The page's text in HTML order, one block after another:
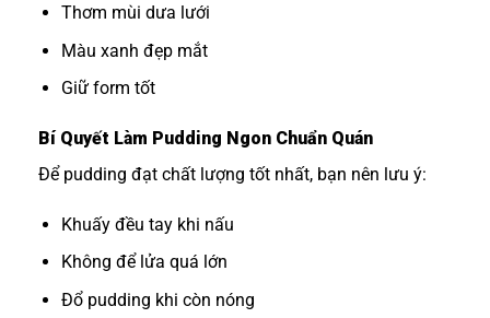
Thơm mùi dưa lưới
Màu xanh đẹp mắt
Giữ form tốt
Bí Quyết Làm Pudding Ngon Chuẩn Quán
Để pudding đạt chất lượng tốt nhất, bạn nên lưu ý:
Khuấy đều tay khi nấu
Không để lửa quá lớn
Đổ pudding khi còn nóng